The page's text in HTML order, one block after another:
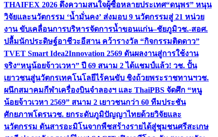
THAIFEX 2026 ดึงความสนใจผู้ซื้อหลายประเทศ“ดนุพร” หนุน
วิจัยและนวัตกรรม ‘น้ำมั่นคง’ ส่งมอบ 9 นวัตกรรมสู่ 21 หน่วย
งาน ขับเคลื่อนการบริหารจัดการน้ำขอนแก่น–ชัยภูมิวช.-สอศ.
ปลื้มนักประดิษฐ์อาชีวะอีสาน คว้ารางวัล “กิจกรรมติดดาว”
TVET Smart Idea2Innovation 2569 ดันผลงานสู่การใช้งาน
จริง“หนูน้อยจ้าวเวหา” ปี 69 สนาม 2 ได้แชมป์แล้ว! วช. ปั้น
เยาวชนสู่นวัตกรเทคโนโลยีไร้คนขับ ชิงถ้วยพระราชทานฯวช.
ผนึกสมาคมกีฬาเครื่องบินจำลองฯ และ ThaiPBS จัดศึก “หนู
น้อยจ้าวเวหา 2569” สนาม 2 เยาวชนกว่า 60 ทีมประชัน
ศักยภาพโดรนวช. ยกระดับภูมิปัญญาไทยด้วยวิจัยและ
นวัตกรรม ดันสารอะมิโนจากพืชสร้างรายได้สู่ชุมชนศรีสะเกษ